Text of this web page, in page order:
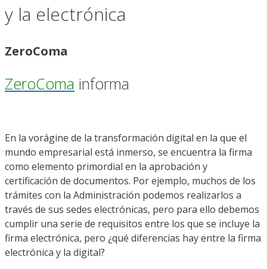
y la electrónica
ZeroComa
ZeroComa informa
En la vorágine de la transformación digital en la que el
mundo empresarial está inmerso, se encuentra la firma
como elemento primordial en la aprobación y
certificación de documentos. Por ejemplo, muchos de los
trámites con la Administración podemos realizarlos a
través de sus sedes electrónicas, pero para ello debemos
cumplir una serie de requisitos entre los que se incluye la
firma electrónica, pero ¿qué diferencias hay entre la firma
electrónica y la digital?